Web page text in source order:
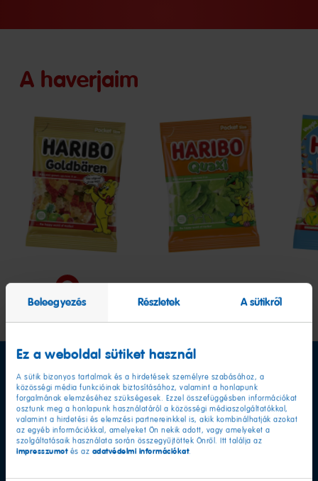
Beleegyezés Részletek A sütikről
Ez a weboldal sütiket használ
A sütik bizonyos tartalmak és a hirdetések személyre szabásához, a
közösségi média funkcióinak biztosításához, valamint a honlapunk
forgalmának elemzéséhez szükségesek. Ezzel összefüggésben információkat
osztunk meg a honlapunk használatáról a közösségi médiaszolgáltatókkal,
valamint a hirdetési és elemzési partnereinkkel is, akik kombinálhatják azokat
az egyéb információkkal, amelyeket Ön nekik adott, vagy amelyeket a
szolgáltatásaik használata során összegyűjtöttek Önről. Itt találja az
impresszumot és az adatvédelmi információkat.
A haverjaim
Goldbären Quaxi